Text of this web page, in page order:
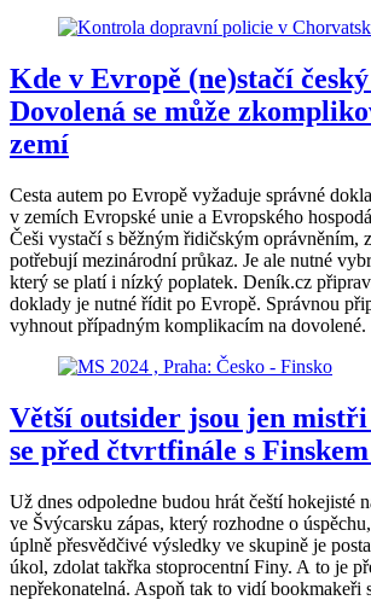
Kde v Evropě (ne)stačí
Dovolená se může
zemí
Cesta autem po Evropě vyžaduje správné
v zemích Evropské unie a Evropského
Češi vystačí s běžným řidičským oprávněním,
potřebují mezinárodní průkaz. Je ale nutné
který se platí i nízký poplatek. Deník.cz
doklady je nutné řídit po Evropě. Správnou
vyhnout případným komplikacím na dovolené.
Větší outsider jsou jen mistři
se před čtvrtfinále s
Už dnes odpoledne budou hrát čeští hokejisté
ve Švýcarsku zápas, který rozhodne o
úplně přesvědčivé výsledky ve skupině je
úkol, zdolat takřka stoprocentní Finy. A to je
nepřekonatelná. Aspoň tak to vidí bookmakeři